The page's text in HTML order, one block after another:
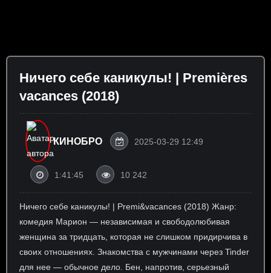
Ничего себе каникулы! | Premières
vacances (2018)
КИНОБРО 2025-03-29 12:49
1:41:45 10 242
Ничего себе каникулы! | Premi&vacances (2018) Жанр:
комедия Марион — независимая и свободолюбивая
женщина за тридцать, которая не слишком придирчива в
своих отношениях. Знакомства с мужчинами через Tinder
для нее — обычное дело. Бен, напротив, серьезный